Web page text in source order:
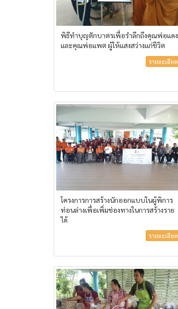
พิธีทำบุญตักบาตรเพื่อรำลึกถึงคุณพ่อแดง
และคุณพ่อแพต ผู้ให้แสงสว่างแก่ชีวิต
รายละเอียด
โครงการการสร้างนักออกแบบในผู้พิการ
ท่อนล่างเพื่อเพิ่มช่องทางในการสร้างราย
ได้
รายละเอียด